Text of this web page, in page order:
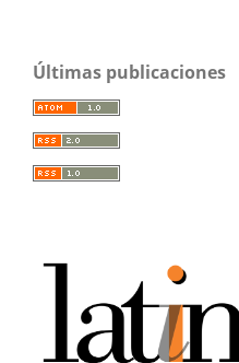
Últimas publicaciones